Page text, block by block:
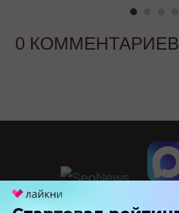
0 КОММЕНТАРИЕВ
ПЕРЕЙТИ НА